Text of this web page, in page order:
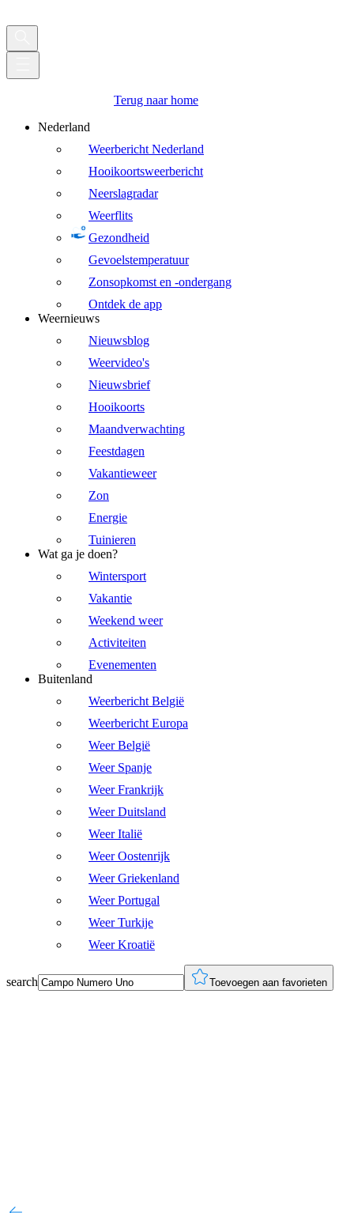
Terug naar home
Nederland
Weerbericht Nederland
Hooikoortsweerbericht
Neerslagradar
Weerflits
Gezondheid
Gevoelstemperatuur
Zonsopkomst en -ondergang
Ontdek de app
Weernieuws
Nieuwsblog
Weervideo's
Nieuwsbrief
Hooikoorts
Maandverwachting
Feestdagen
Vakantieweer
Zon
Energie
Tuinieren
Wat ga je doen?
Wintersport
Vakantie
Weekend weer
Activiteiten
Evenementen
Buitenland
Weerbericht België
Weerbericht Europa
Weer België
Weer Spanje
Weer Frankrijk
Weer Duitsland
Weer Italië
Weer Oostenrijk
Weer Griekenland
Weer Portugal
Weer Turkije
Weer Kroatië
search Toevoegen aan favorieten